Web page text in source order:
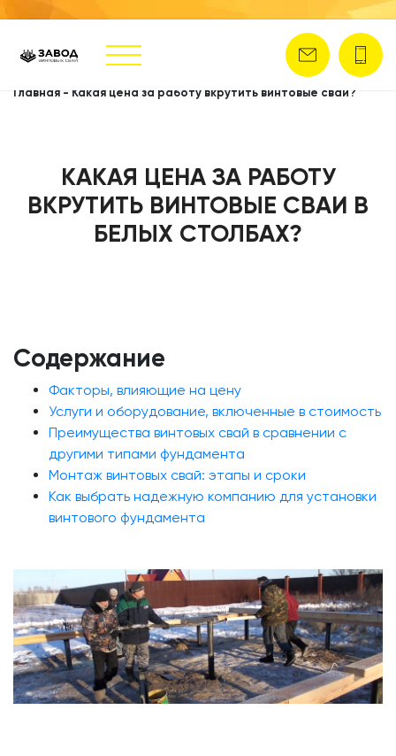
Главная - Какая цена за работу вкрутить винтовые сваи?
КАКАЯ ЦЕНА ЗА РАБОТУ
ВКРУТИТЬ ВИНТОВЫЕ СВАИ В
БЕЛЫХ СТОЛБАХ?
Содержание
Факторы, влияющие на цену
Услуги и оборудование, включенные в стоимость
Преимущества винтовых свай в сравнении с
другими типами фундамента
Монтаж винтовых свай: этапы и сроки
Как выбрать надежную компанию для установки
винтового фундамента